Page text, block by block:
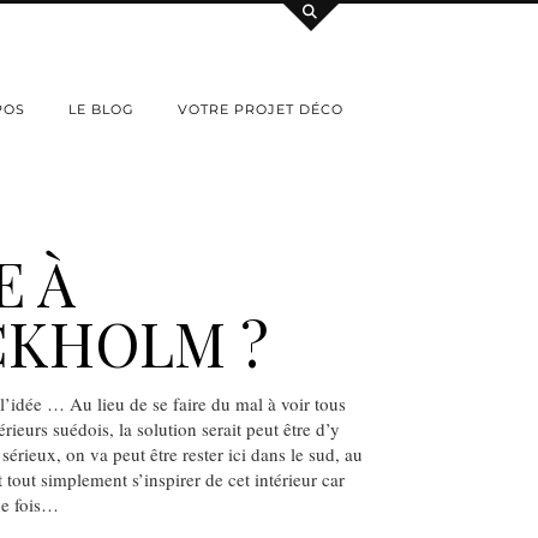
LE BLOG VOTRE PROJET DÉCO
À
?
… Au lieu de se faire du mal à voir tous
suédois, la solution serait peut être d’y
on va peut être rester ici dans le sud, au
simplement s’inspirer de cet intérieur car
fois…